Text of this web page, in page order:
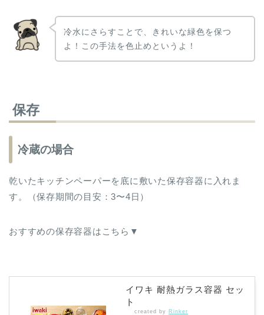
冷水にさらすことで、きれいな緑色を保つ
よ！この手法を色止めというよ！
保存
冷蔵の場合
乾いたキッチンペーパーを底に敷いた保存容器に入れま
す。（保存期間の目安：3〜4日）
おすすめの保存容器はこちら▼
イワキ 耐熱ガラス容器 セッ
ト
created by Rinker